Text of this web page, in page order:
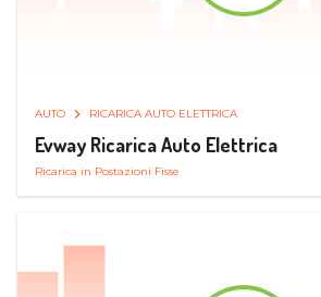
AUTO RICARICA AUTO ELETTRICA
Evway Ricarica Auto Elettrica
Ricarica in Postazioni Fisse